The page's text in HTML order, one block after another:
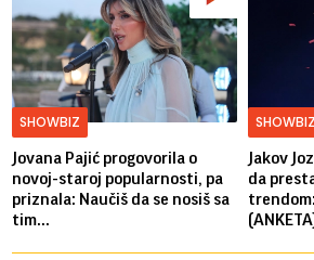
SHOWBIZ
Jovana Pajić progovorila o
novoj-staroj popularnosti, pa
priznala: Naučiš da se nosiš sa
tim...
SHOWBIZ
Jakov
da
trendom: